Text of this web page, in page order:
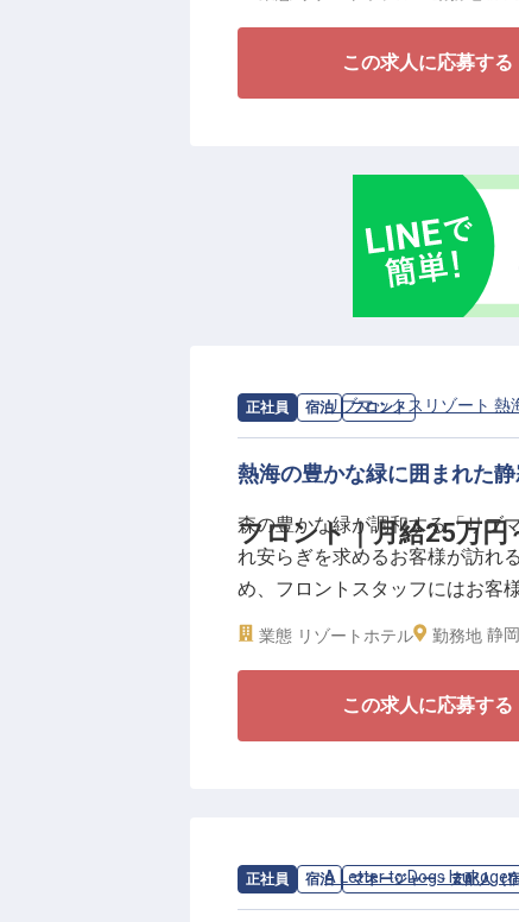
全室露天風呂付きの客室や、南
ンなど、非日常的な空間でお客
＜大手グループならではの働き
1998年の不動産仲介業から始
域で躍進を続ける「株式会社
への還元に妥協はありません。
時間を十分に持てる年間休日
活躍するこの場所で、フロント
システムを通じて自身の成長を
この求人に応募する
正社員 宿泊 フロント
フロント｜月給25万円
求人情報：リブマックスリゾート 熱
熱海の豊かな緑に囲まれた
森の豊かな緑が調和する「リブ
れ安らぎを求めるお客様が訪れ
め、フロントスタッフにはお客
接客スキルを習得していただき
◎年間休日120日！リフレッシュ
◎月給25万円スタートの安定性
は、日本の美しい作法を重んじ
す。未経験の方でも、相手を敬
業態 リゾートホテル 勤務地 静
この求人に応募する
正社員 宿泊 マネージャー・支配人（宿
求人情報：A Letter to Dogs Izukogen